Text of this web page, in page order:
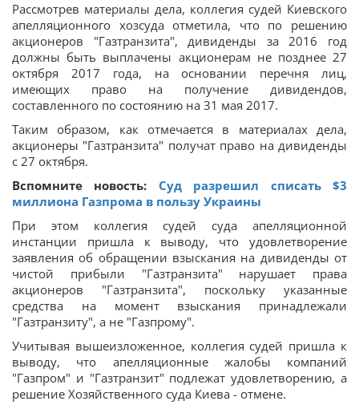
Рассмотрев материалы дела, коллегия судей Киевского
апелляционного хозсуда отметила, что по решению
акционеров "Газтранзита", дивиденды за 2016 год
должны быть выплачены акционерам не позднее 27
октября 2017 года, на основании перечня лиц,
имеющих право на получение дивидендов,
составленного по состоянию на 31 мая 2017.
Таким образом, как отмечается в материалах дела,
акционеры "Газтранзита" получат право на дивиденды
с 27 октября.
Вспомните новость: Суд разрешил списать $3
миллиона Газпрома в пользу Украины
При этом коллегия судей суда апелляционной
инстанции пришла к выводу, что удовлетворение
заявления об обращении взыскания на дивиденды от
чистой прибыли "Газтранзита" нарушает права
акционеров "Газтранзита", поскольку указанные
средства на момент взыскания принадлежали
"Газтранзиту", а не "Газпрому".
Учитывая вышеизложенное, коллегия судей пришла к
выводу, что апелляционные жалобы компаний
"Газпром" и "Газтранзит" подлежат удовлетворению, а
решение Хозяйственного суда Киева - отмене.